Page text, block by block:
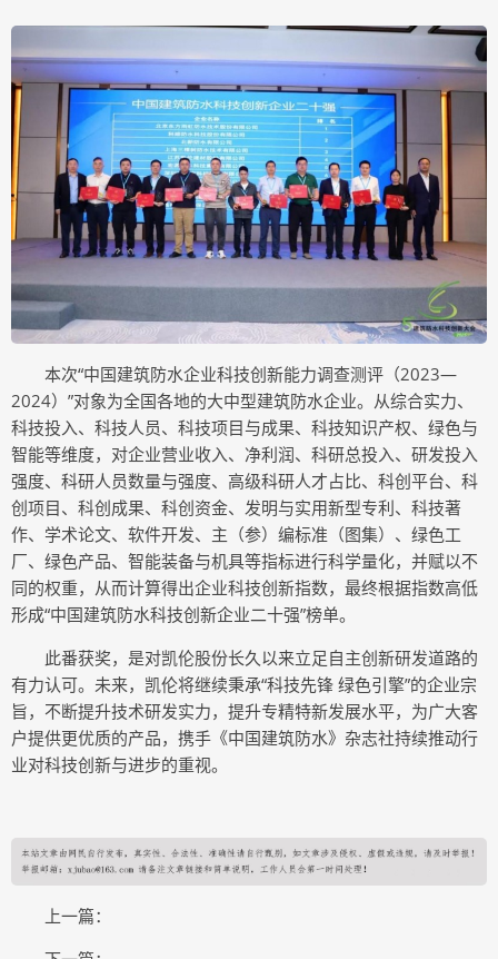
本次“中国建筑防水企业科技创新能力调查测评（2023—
2024）”对象为全国各地的大中型建筑防水企业。从综合实力、
科技投入、科技人员、科技项目与成果、科技知识产权、绿色与
智能等维度，对企业营业收入、净利润、科研总投入、研发投入
强度、科研人员数量与强度、高级科研人才占比、科创平台、科
创项目、科创成果、科创资金、发明与实用新型专利、科技著
作、学术论文、软件开发、主（参）编标准（图集）、绿色工
厂、绿色产品、智能装备与机具等指标进行科学量化，并赋以不
同的权重，从而计算得出企业科技创新指数，最终根据指数高低
形成“中国建筑防水科技创新企业二十强”榜单。
此番获奖，是对凯伦股份长久以来立足自主创新研发道路的
有力认可。未来，凯伦将继续秉承“科技先锋 绿色引擎”的企业宗
旨，不断提升技术研发实力，提升专精特新发展水平，为广大客
户提供更优质的产品，携手《中国建筑防水》杂志社持续推动行
业对科技创新与进步的重视。
上一篇：